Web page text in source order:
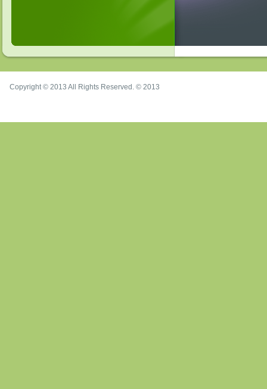
Copyright © 2013 All Rights Reserved. © 2013